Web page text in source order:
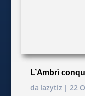
L’Ambrì
da lazytiz | 22